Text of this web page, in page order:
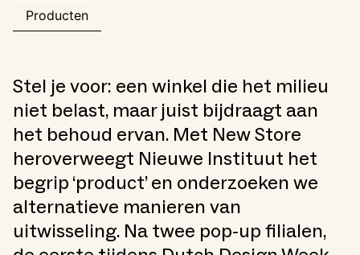
Producten
Stel je voor: een winkel die het milieu
niet belast, maar juist bijdraagt aan
het behoud ervan. Met New Store
heroverweegt Nieuwe Instituut het
begrip ‘product’ en onderzoeken we
alternatieve manieren van
uitwisseling. Na twee pop-up filialen,